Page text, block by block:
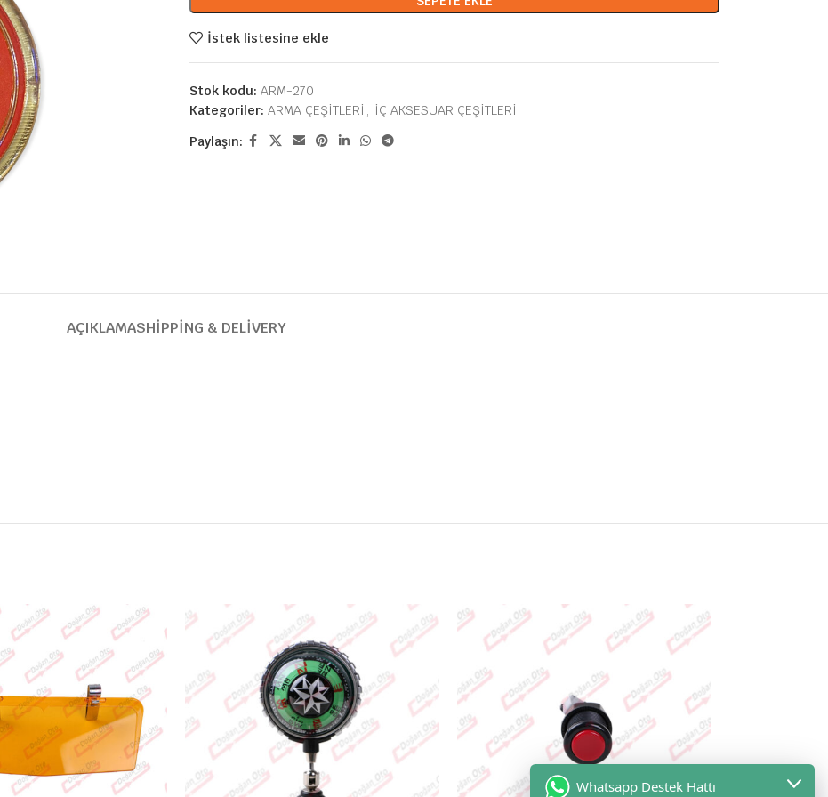
İstek listesine ekle
Stok kodu: ARM-270
Kategoriler: ARMA ÇEŞİTLERİ , İÇ AKSESUAR ÇEŞİTLERİ
Paylaşın:
AÇIKLAMASHIPPING & DELIVERY
Whatsapp Destek Hattı